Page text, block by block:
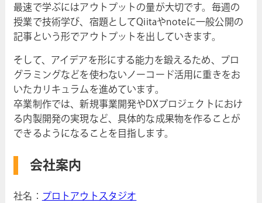
最速で学ぶにはアウトプットの量が大切です。毎週の
授業で技術学び、宿題としてQiitaやnoteに一般公開の
記事という形でアウトプットを出していきます。
そして、アイデアを形にする能力を鍛えるため、プロ
グラミングなどを使わないノーコード活用に重きをお
いたカリキュラムを進めています。
卒業制作では、新規事業開発やDXプロジェクトにおけ
る内製開発の実現など、具体的な成果物を作ることが
できるようになることを目指します。
会社案内
社名： プロトアウトスタジオ